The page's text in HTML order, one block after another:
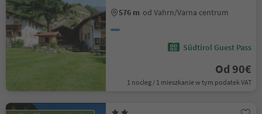
576 m od Vahrn/Varna centrum
Südtirol Guest Pass
Od 90€
1 nocleg / 1 mieszkanie w tym podatek VAT